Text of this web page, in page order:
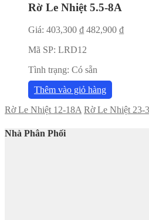
Rờ Le Nhiệt 5.5-8A
Giá: 403,300 ₫ 482,900 ₫
Mã SP: LRD12
Tình trạng: Có sẵn
Thêm vào giỏ hàng
Rờ Le Nhiệt 12-18A Rờ Le Nhiệt 23-
Nhà Phân Phối